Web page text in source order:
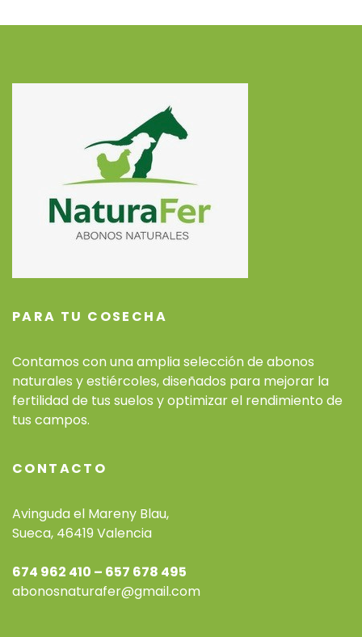
PARA TU COSECHA
Contamos con una amplia selección de abonos
naturales y estiércoles, diseñados para mejorar la
fertilidad de tus suelos y optimizar el rendimiento de
tus campos.
CONTACTO
Avinguda el Mareny Blau,
Sueca, 46419 Valencia
674 962 410 – 657 678 495
abonosnaturafer@gmail.com